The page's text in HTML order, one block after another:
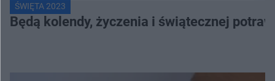
ŚWIĘTA 2023
Będą kolendy, życzenia i świątecznej